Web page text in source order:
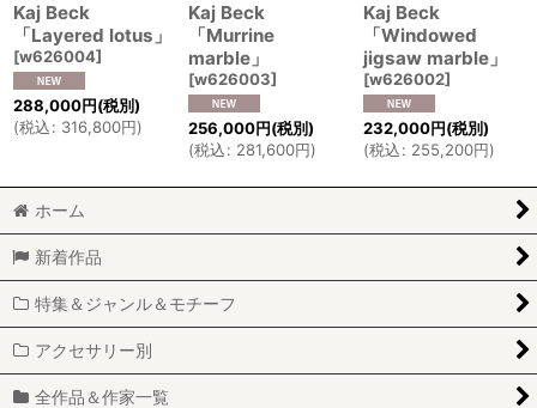
Kaj Beck
「Layered lotus」
[w626004]
288,000円(税別)
(税込: 316,800円)
Kaj Beck
「Murrine
marble」
[w626003]
256,000円(税別)
(税込: 281,600円)
Kaj Beck
「Windowed
jigsaw marble」
[w626002]
232,000円(税別)
(税込: 255,200円)
ホーム
新着作品
特集＆ジャンル＆モチーフ
アクセサリー別
全作品＆作家一覧